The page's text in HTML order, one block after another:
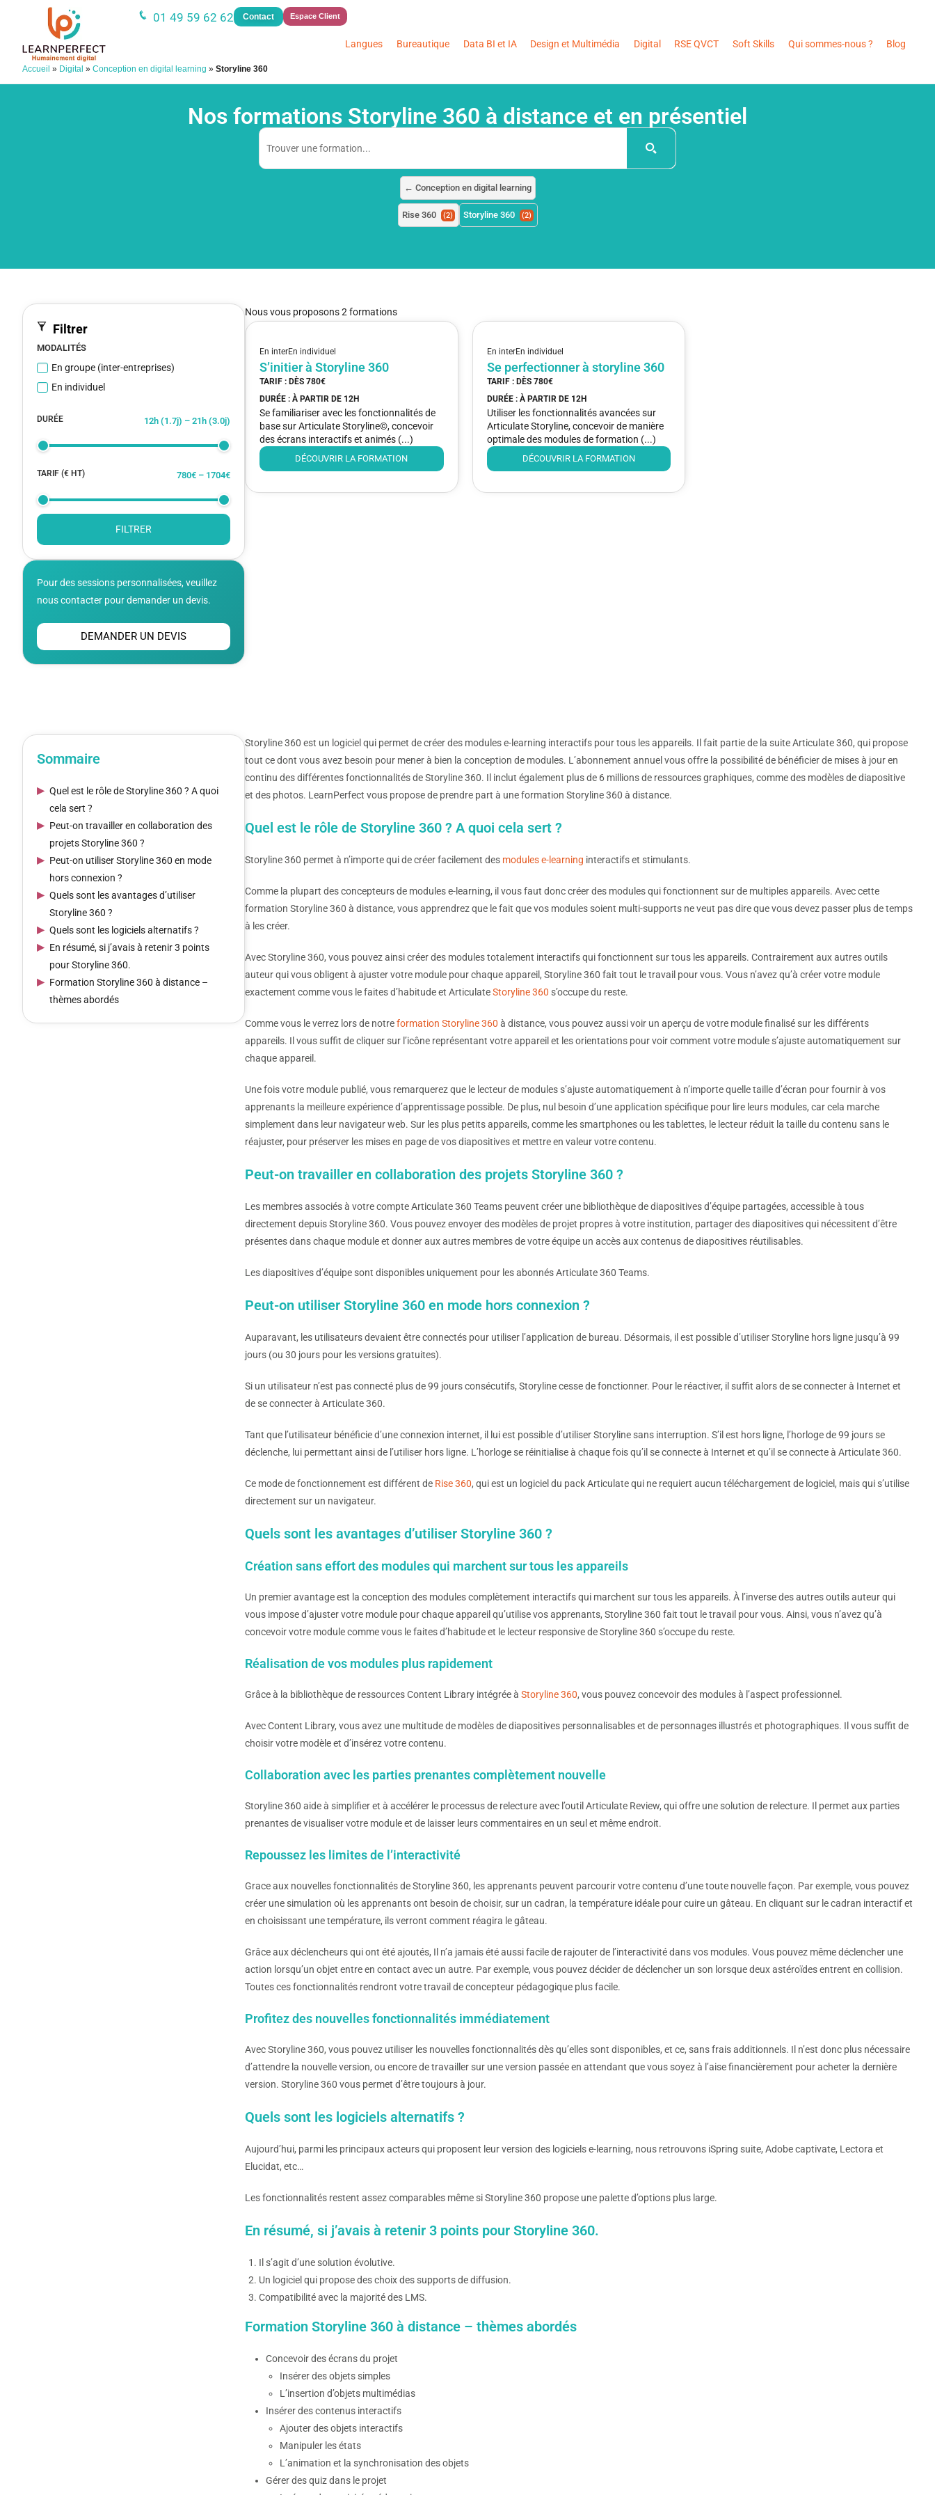
01 49 59 62 62 Contact Espace Client
Langues Bureautique Data BI et IA Design et Multimédia Digital RSE QVCT Soft Skills Qui sommes-nous ? Blog
Accueil » Digital » Conception en digital learning » Storyline 360
Nos formations Storyline 360 à distance et en présentiel
← Conception en digital learning
Rise 360 (2) Storyline 360 (2)
Filtrer
MODALITÉS
En groupe (inter-entreprises)
En individuel
DURÉE 12h (1.7j) – 21 h (3.0j)
TARIF (€ HT) 780€ – 1704€
FILTRER
Pour des sessions personnalisées, veuillez
nous contacter pour demander un devis.
DEMANDER UN DEVIS
Nous vous proposons 2 formations
En interEn individuel
S’initier à Storyline 360
TARIF : DÈS 780€
DURÉE : À PARTIR DE 12H
Se familiariser avec les fonctionnalités de
base sur Articulate Storyline©, concevoir
des écrans interactifs et animés (...)
DÉCOUVRIR LA FORMATION
En interEn individuel
Se perfectionner à storyline 360
TARIF : DÈS 780€
DURÉE : À PARTIR DE 12H
Utiliser les fonctionnalités avancées sur
Articulate Storyline, concevoir de manière
optimale des modules de formation (...)
DÉCOUVRIR LA FORMATION
Sommaire
Quel est le rôle de Storyline 360 ? A quoi
cela sert ?
Peut-on travailler en collaboration des
projets Storyline 360 ?
Peut-on utiliser Storyline 360 en mode
hors connexion ?
Quels sont les avantages d’utiliser
Storyline 360 ?
Quels sont les logiciels alternatifs ?
En résumé, si j’avais à retenir 3 points
pour Storyline 360.
Formation Storyline 360 à distance –
thèmes abordés
Storyline 360 est un logiciel qui permet de créer des modules e-learning interactifs pour tous les appareils. Il fait partie de la suite Articulate 360, qui propose
tout ce dont vous avez besoin pour mener à bien la conception de modules. L’abonnement annuel vous offre la possibilité de bénéficier de mises à jour en
continu des différentes fonctionnalités de Storyline 360. Il inclut également plus de 6 millions de ressources graphiques, comme des modèles de diapositive
et des photos. LearnPerfect vous propose de prendre part à une formation Storyline 360 à distance.
Quel est le rôle de Storyline 360 ? A quoi cela sert ?
Storyline 360 permet à n’importe qui de créer facilement des modules e-learning interactifs et stimulants.
Comme la plupart des concepteurs de modules e-learning, il vous faut donc créer des modules qui fonctionnent sur de multiples appareils. Avec cette
formation Storyline 360 à distance, vous apprendrez que le fait que vos modules soient multi-supports ne veut pas dire que vous devez passer plus de temps
à les créer.
Avec Storyline 360, vous pouvez ainsi créer des modules totalement interactifs qui fonctionnent sur tous les appareils. Contrairement aux autres outils
auteur qui vous obligent à ajuster votre module pour chaque appareil, Storyline 360 fait tout le travail pour vous. Vous n’avez qu’à créer votre module
exactement comme vous le faites d’habitude et ArticulateStoryline 360 s’occupe du reste.
Comme vous le verrez lors de notreformation Storyline 360 à distance, vous pouvez aussi voir un aperçu de votre module finalisé sur les différents
appareils. Il vous suffit de cliquer sur l’icône représentant votre appareil et les orientations pour voir comment votre module s’ajuste automatiquement sur
chaque appareil.
Une fois votre module publié, vous remarquerez que le lecteur de modules s’ajuste automatiquement à n’importe quelle taille d’écran pour fournir à vos
apprenants la meilleure expérience d’apprentissage possible. De plus, nul besoin d’une application spécifique pour lire leurs modules, car cela marche
simplement dans leur navigateur web. Sur les plus petits appareils, comme les smartphones ou les tablettes, le lecteur réduit la taille du contenu sans le
réajuster, pour préserver les mises en page de vos diapositives et mettre en valeur votre contenu.
Peut-on travailler en collaboration des projets Storyline 360 ?
Les membres associés à votre compte Articulate 360 Teams peuvent créer une bibliothèque de diapositives d’équipe partagées, accessible à tous
directement depuis Storyline 360. Vous pouvez envoyer des modèles de projet propres à votre institution, partager des diapositives qui nécessitent d’être
présentes dans chaque module et donner aux autres membres de votre équipe un accès aux contenus de diapositives réutilisables.
Les diapositives d’équipe sont disponibles uniquement pour les abonnés Articulate 360 Teams.
Peut-on utiliser Storyline 360 en mode hors connexion ?
Auparavant, les utilisateurs devaient être connectés pour utiliser l’application de bureau. Désormais, il est possible d’utiliser Storyline hors ligne jusqu’à 99
jours (ou 30 jours pour les versions gratuites).
Si un utilisateur n’est pas connecté plus de 99 jours consécutifs, Storyline cesse de fonctionner. Pour le réactiver, il suffit alors de se connecter à Internet et
de se connecter à Articulate 360.
Tant que l’utilisateur bénéficie d’une connexion internet, il lui est possible d’utiliser Storyline sans interruption. S’il est hors ligne, l’horloge de 99 jours se
déclenche, lui permettant ainsi de l’utiliser hors ligne. L’horloge se réinitialise à chaque fois qu’il se connecte à Internet et qu’il se connecte à Articulate 360.
Ce mode de fonctionnement est différent de Rise 360, qui est un logiciel du pack Articulate qui ne requiert aucun téléchargement de logiciel, mais qui s’utilise
directement sur un navigateur.
Quels sont les avantages d’utiliser Storyline 360 ?
Création sans effort des modules qui marchent sur tous les appareils
Un premier avantage est la conception des modules complètement interactifs qui marchent sur tous les appareils. À l’inverse des autres outils auteur qui
vous impose d’ajuster votre module pour chaque appareil qu’utilise vos apprenants, Storyline 360 fait tout le travail pour vous. Ainsi, vous n’avez qu’à
concevoir votre module comme vous le faites d’habitude et le lecteur responsive de Storyline 360 s’occupe du reste.
Réalisation de vos modules plus rapidement
Grâce à la bibliothèque de ressources Content Library intégrée à Storyline 360, vous pouvez concevoir des modules à l’aspect professionnel.
Avec Content Library, vous avez une multitude de modèles de diapositives personnalisables et de personnages illustrés et photographiques. Il vous suffit de
choisir votre modèle et d’insérez votre contenu.
Collaboration avec les parties prenantes complètement nouvelle
Storyline 360 aide à simplifier et à accélérer le processus de relecture avec l’outil Articulate Review, qui offre une solution de relecture. Il permet aux parties
prenantes de visualiser votre module et de laisser leurs commentaires en un seul et même endroit.
Repoussez les limites de l’interactivité
Grace aux nouvelles fonctionnalités de Storyline 360, les apprenants peuvent parcourir votre contenu d’une toute nouvelle façon. Par exemple, vous pouvez
créer une simulation où les apprenants ont besoin de choisir, sur un cadran, la température idéale pour cuire un gâteau. En cliquant sur le cadran interactif et
en choisissant une température, ils verront comment réagira le gâteau.
Grâce aux déclencheurs qui ont été ajoutés, Il n’a jamais été aussi facile de rajouter de l’interactivité dans vos modules. Vous pouvez même déclencher une
action lorsqu’un objet entre en contact avec un autre. Par exemple, vous pouvez décider de déclencher un son lorsque deux astéroïdes entrent en collision.
Toutes ces fonctionnalités rendront votre travail de concepteur pédagogique plus facile.
Profitez des nouvelles fonctionnalités immédiatement
Avec Storyline 360, vous pouvez utiliser les nouvelles fonctionnalités dès qu’elles sont disponibles, et ce, sans frais additionnels. Il n’est donc plus nécessaire
d’attendre la nouvelle version, ou encore de travailler sur une version passée en attendant que vous soyez à l’aise financièrement pour acheter la dernière
version. Storyline 360 vous permet d’être toujours à jour.
Quels sont les logiciels alternatifs ?
Aujourd’hui, parmi les principaux acteurs qui proposent leur version des logiciels e-learning, nous retrouvons iSpring suite, Adobe captivate, Lectora et
Elucidat, etc…
Les fonctionnalités restent assez comparables même si Storyline 360 propose une palette d’options plus large.
En résumé, si j’avais à retenir 3 points pour Storyline 360.
Il s’agit d’une solution évolutive.
Un logiciel qui propose des choix des supports de diffusion.
Compatibilité avec la majorité des LMS.
Formation Storyline 360 à distance – thèmes abordés
Concevoir des écrans du projet
Insérer des objets simples
L’insertion d’objets multimédias
Insérer des contenus interactifs
Ajouter des objets interactifs
Manipuler les états
L’animation et la synchronisation des objets
Gérer des quiz dans le projet